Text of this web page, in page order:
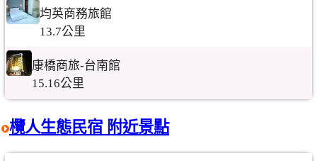
均英商務旅館
13.7公里
康橋商旅-台南館
15.16公里
欖人生態民宿 附近景點